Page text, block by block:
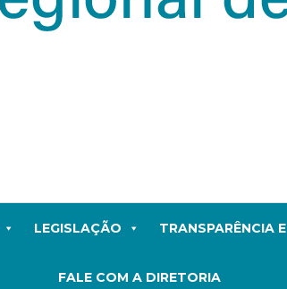
LEGISLAÇÃO TRANSPARÊNCIA
FALE COM A DIRETORIA